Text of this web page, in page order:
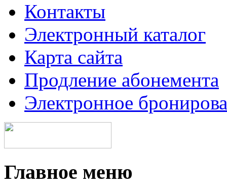
Контакты
Электронный каталог
Карта сайта
Продление абонемента
Электронное
Главное меню